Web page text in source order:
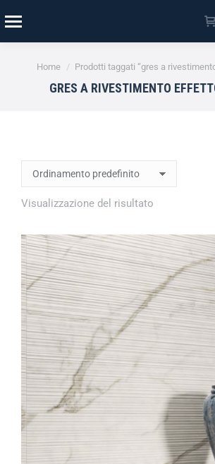
Tu sei qui:
Home Prodotti taggati “gres a
GRES A RIVESTIMENTO
Visualizzazione del risultato